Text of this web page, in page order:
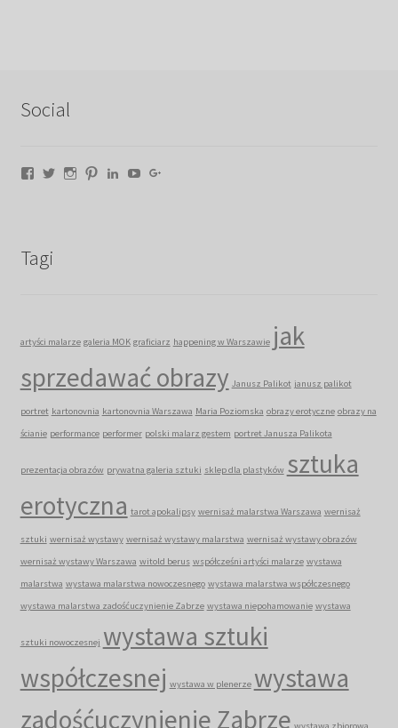
Social
Facebook
TwitterInstagram
PinterestLinkedIn
YouTube
Tagi
artyści malarze galeria MOK graficiarz happening w Warszawie jak
sprzedawać obrazy Janusz Palikot janusz palikot
portret kartonovnia kartonovnia Warszawa Maria Poziomska obrazy erotyczne obrazy na
ścianie performance performer polski malarz gestem portret Janusza Palikota
prezentacja obrazów prywatna galeria sztuki sklep dla plastyków sztuka
erotyczna tarot apokalipsy wernisaż malarstwa Warszawa wernisaż
sztuki wernisaż wystawy wernisaż wystawy malarstwa wernisaż wystawy obrazów
wernisaż wystawy Warszawa witold berus współcześni artyści malarze wystawa
malarstwa wystawa malarstwa nowoczesnego wystawa malarstwa współczesnego
wystawa malarstwa zadośćuczynienie Zabrze wystawa niepohamowanie wystawa
sztuki nowoczesnej wystawa sztuki
współczesnej wystawa w plenerze wystawa
zadośćuczynienie Zabrze